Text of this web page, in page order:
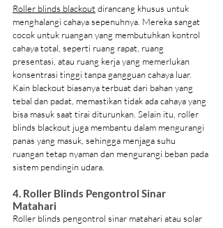
Roller blinds blackout dirancang khusus untuk
menghalangi cahaya sepenuhnya. Mereka sangat
cocok untuk ruangan yang membutuhkan kontrol
cahaya total, seperti ruang rapat, ruang
presentasi, atau ruang kerja yang memerlukan
konsentrasi tinggi tanpa gangguan cahaya luar.
Kain blackout biasanya terbuat dari bahan yang
tebal dan padat, memastikan tidak ada cahaya yang
bisa masuk saat tirai diturunkan. Selain itu, roller
blinds blackout juga membantu dalam mengurangi
panas yang masuk, sehingga menjaga suhu
ruangan tetap nyaman dan mengurangi beban pada
sistem pendingin udara.
4. Roller Blinds Pengontrol Sinar
Matahari
Roller blinds pengontrol sinar matahari atau solar